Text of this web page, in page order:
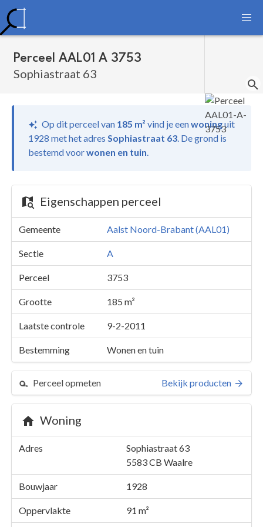
Perceel AAL01 A 3753
Sophiastraat 63
Op dit perceel van 185 m² vind jeeenwoninguit
1928 met het adres Sophiastraat 63. De grond is
bestemd voorwonen en tuin.
Eigenschappen perceel
Gemeente Aalst Noord-Brabant (AAL01)
Sectie A
Perceel 3753
Grootte 185 m²
Laatste controle 9-2-2011
Bestemming Wonen en tuin
Perceel opmeten Bekijk producten
Woning
Adres
Sophiastraat 63
5583 CB Waalre
Bouwjaar 1928
Oppervlakte 91 m²
Perceel 3753
Kaarten en rapporten